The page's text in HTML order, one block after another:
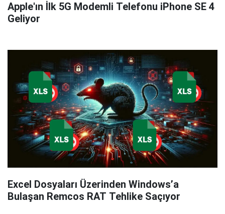
Apple'ın İlk 5G Modemli Telefonu iPhone SE 4
Geliyor
Excel Dosyaları Üzerinden Windows’a
Bulaşan Remcos RAT Tehlike Saçıyor